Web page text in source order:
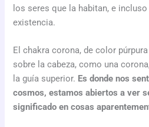
los seres que la habitan, e
existencia.
El chakra corona, de color
sobre la cabeza, como una
la guía superior. Es donde nos
cosmos, estamos abiertos a ver
significado en cosas